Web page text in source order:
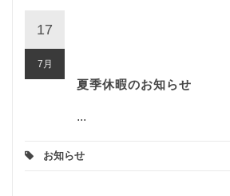
17
7月
夏季休暇のお知らせ
...
お知らせ